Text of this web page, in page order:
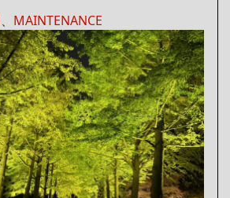
、 MAINTENANCE